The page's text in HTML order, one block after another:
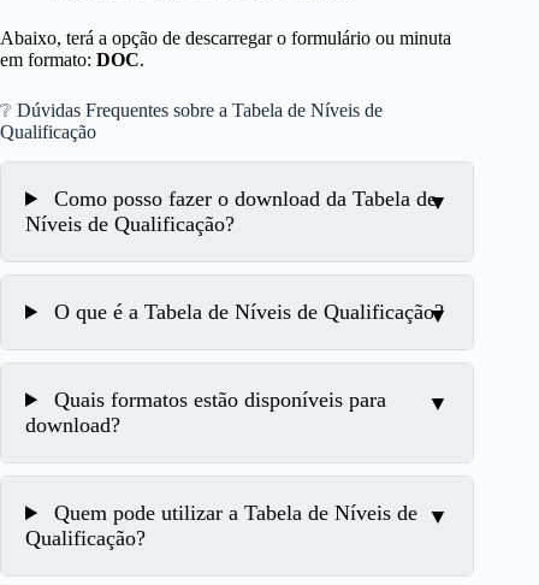
Abaixo, terá a opção de descarregar o formulário ou minuta
em formato: DOC.
❔ Dúvidas Frequentes sobre a Tabela de Níveis de
Qualificação
Como posso fazer o download da Tabela de
Níveis de Qualificação?
O que é a Tabela de Níveis de Qualificação?
Quais formatos estão disponíveis para
download?
Quem pode utilizar a Tabela de Níveis de
Qualificação?